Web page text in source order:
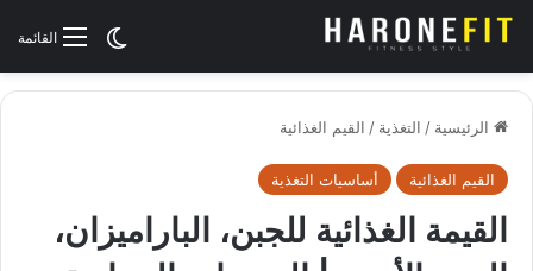
القائمةالوضع
الرئيسية / التغذية / القيم الغذائية
القيم الغذائية أساسيات التغذية
القيمة الغذائية للجبن، الباراميزان،